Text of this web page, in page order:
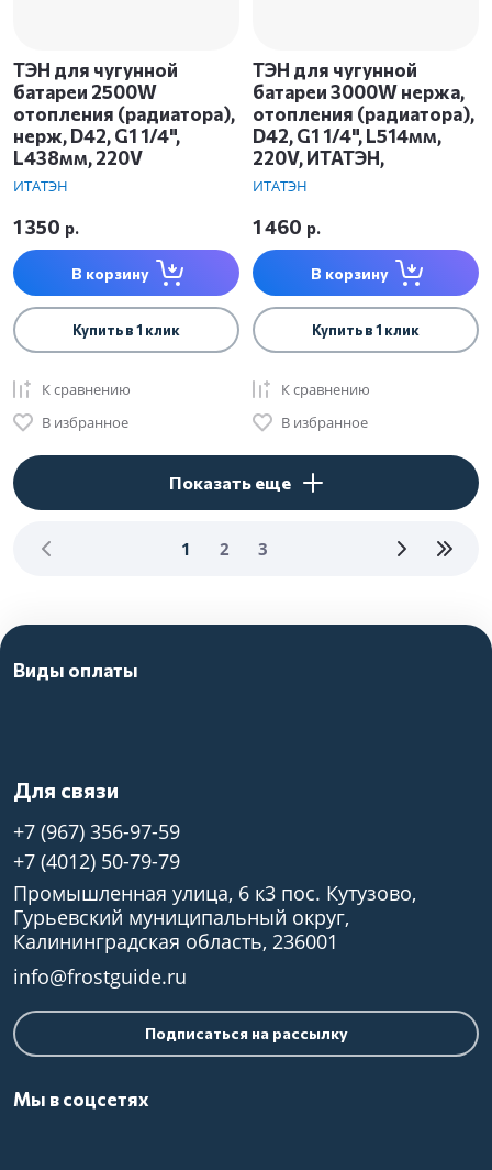
ТЭН для чугунной
батареи 2500W
отопления (радиатора),
нерж, D42, G1 1/4",
L438мм, 220V
ИТАТЭН
1 350 р.
В корзину
Купить в 1 клик
К сравнению
В избранное
ТЭН для чугунной
батареи 3000W нержа,
отопления (радиатора),
D42, G1 1/4", L514мм,
220V, ИТАТЭН,
ИТАТЭН
1 460 р.
В корзину
Купить в 1 клик
К сравнению
В избранное
Показать еще
1 2 3
Для связи
+7 (967) 356-97-59
+7 (4012) 50-79-79
Промышленная улица, 6 к3 пос. Кутузово,
Гурьевский муниципальный округ,
Калининградская область, 236001
info@frostguide.ru
Подписаться на рассылку
Мы в соцсетях
Виды оплаты